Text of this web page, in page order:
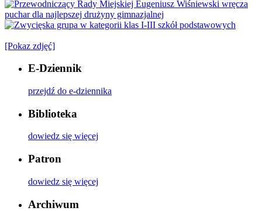
[Pokaz zdjęć]
E-Dziennik
przejdź do e-dziennika
Biblioteka
dowiedz się więcej
Patron
dowiedz się więcej
Archiwum